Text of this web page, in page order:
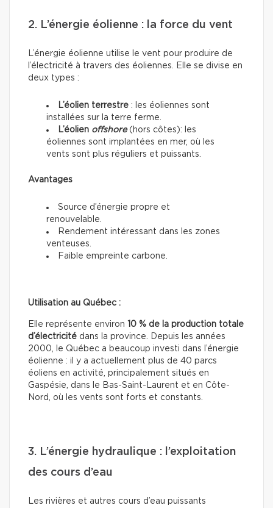
2. L’énergie éolienne : la force du vent
L’énergie éolienne utilise le vent pour produire de
l’électricité à travers des éoliennes. Elle se divise en
deux types :
L’éolien terrestre : les éoliennes sont
installées sur la terre ferme.
L’éolien offshore(hors côtes): les
éoliennes sont implantées en mer, où les
vents sont plus réguliers et puissants.
Avantages
Source d’énergie propre et
renouvelable.
Rendement intéressant dans les zones
venteuses.
Faible empreinte carbone.
Utilisation au Québec :
Elle représente environ 10 % de la production totale
d’électricité dans la province. Depuis les années
2000, le Québec a beaucoup investi dans l’énergie
éolienne : il y a actuellement plus de 40 parcs
éoliens en activité, principalement situés en
Gaspésie, dans le Bas-Saint-Laurent et en Côte-
Nord, où les vents sont forts et constants.
3. L’énergie hydraulique : l’exploitation
des cours d’eau
Les rivières et autres cours d’eau puissants